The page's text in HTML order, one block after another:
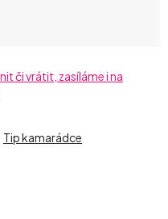
či vrátit, zasíláme i na
Tip kamarádce